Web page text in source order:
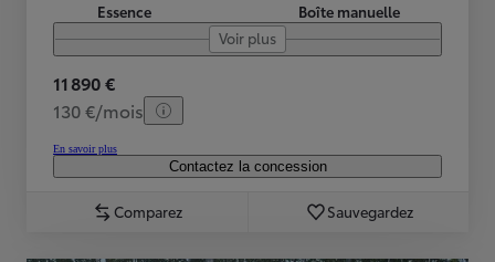
Essence
Boîte manuelle
Voir plus
11 890 €
130 €/mois
En savoir plus
Contactez la concession
Comparez Sauvegardez